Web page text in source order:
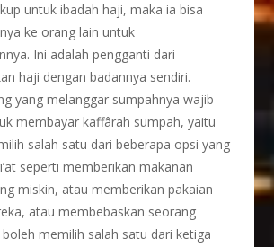
untuk ibadah haji, maka ia bisa
ke orang lain untuk
Ini adalah pengganti dari
haji dengan badannya sendiri.
yang melanggar sumpahnya wajib
membayar kaffârah sumpah, yaitu
salah satu dari beberapa opsi yang
seperti memberikan makanan
miskin, atau memberikan pakaian
atau membebaskan seorang
boleh memilih salah satu dari ketiga